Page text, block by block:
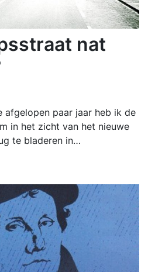
nat
afgelopen paar jaar heb ik de
in het zicht van het nieuwe
te bladeren in…